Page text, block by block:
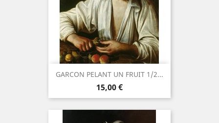
GARCON PELANT UN FRUIT 1/2...
Prix
15,00 €